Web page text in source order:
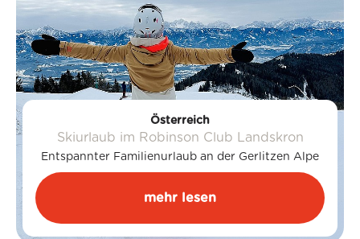
Österreich
Skiurlaub im Robinson Club Landskron
Entspannter Familienurlaub an der Gerlitzen Alpe
mehr lesen